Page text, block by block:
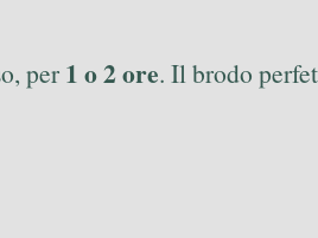
per 1 o 2 ore. Il brodo